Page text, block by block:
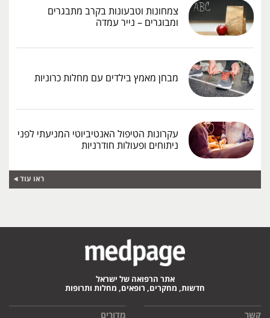
צמחונות וטבעונות בקרב מתבגרים
ומבוגרים – נייר עמדה
מבחן מאמץ בילדים עם מחלות כרוניות
עקרונות הטיפול האנטיביוטי המניעתי לפני
ניתוחים ופעולות חודרניות
ראו עוד
אתר הרפואה של ישראל
חדשות, מחקרים, רופאים, מחלות ותרופות
קשר מדורים